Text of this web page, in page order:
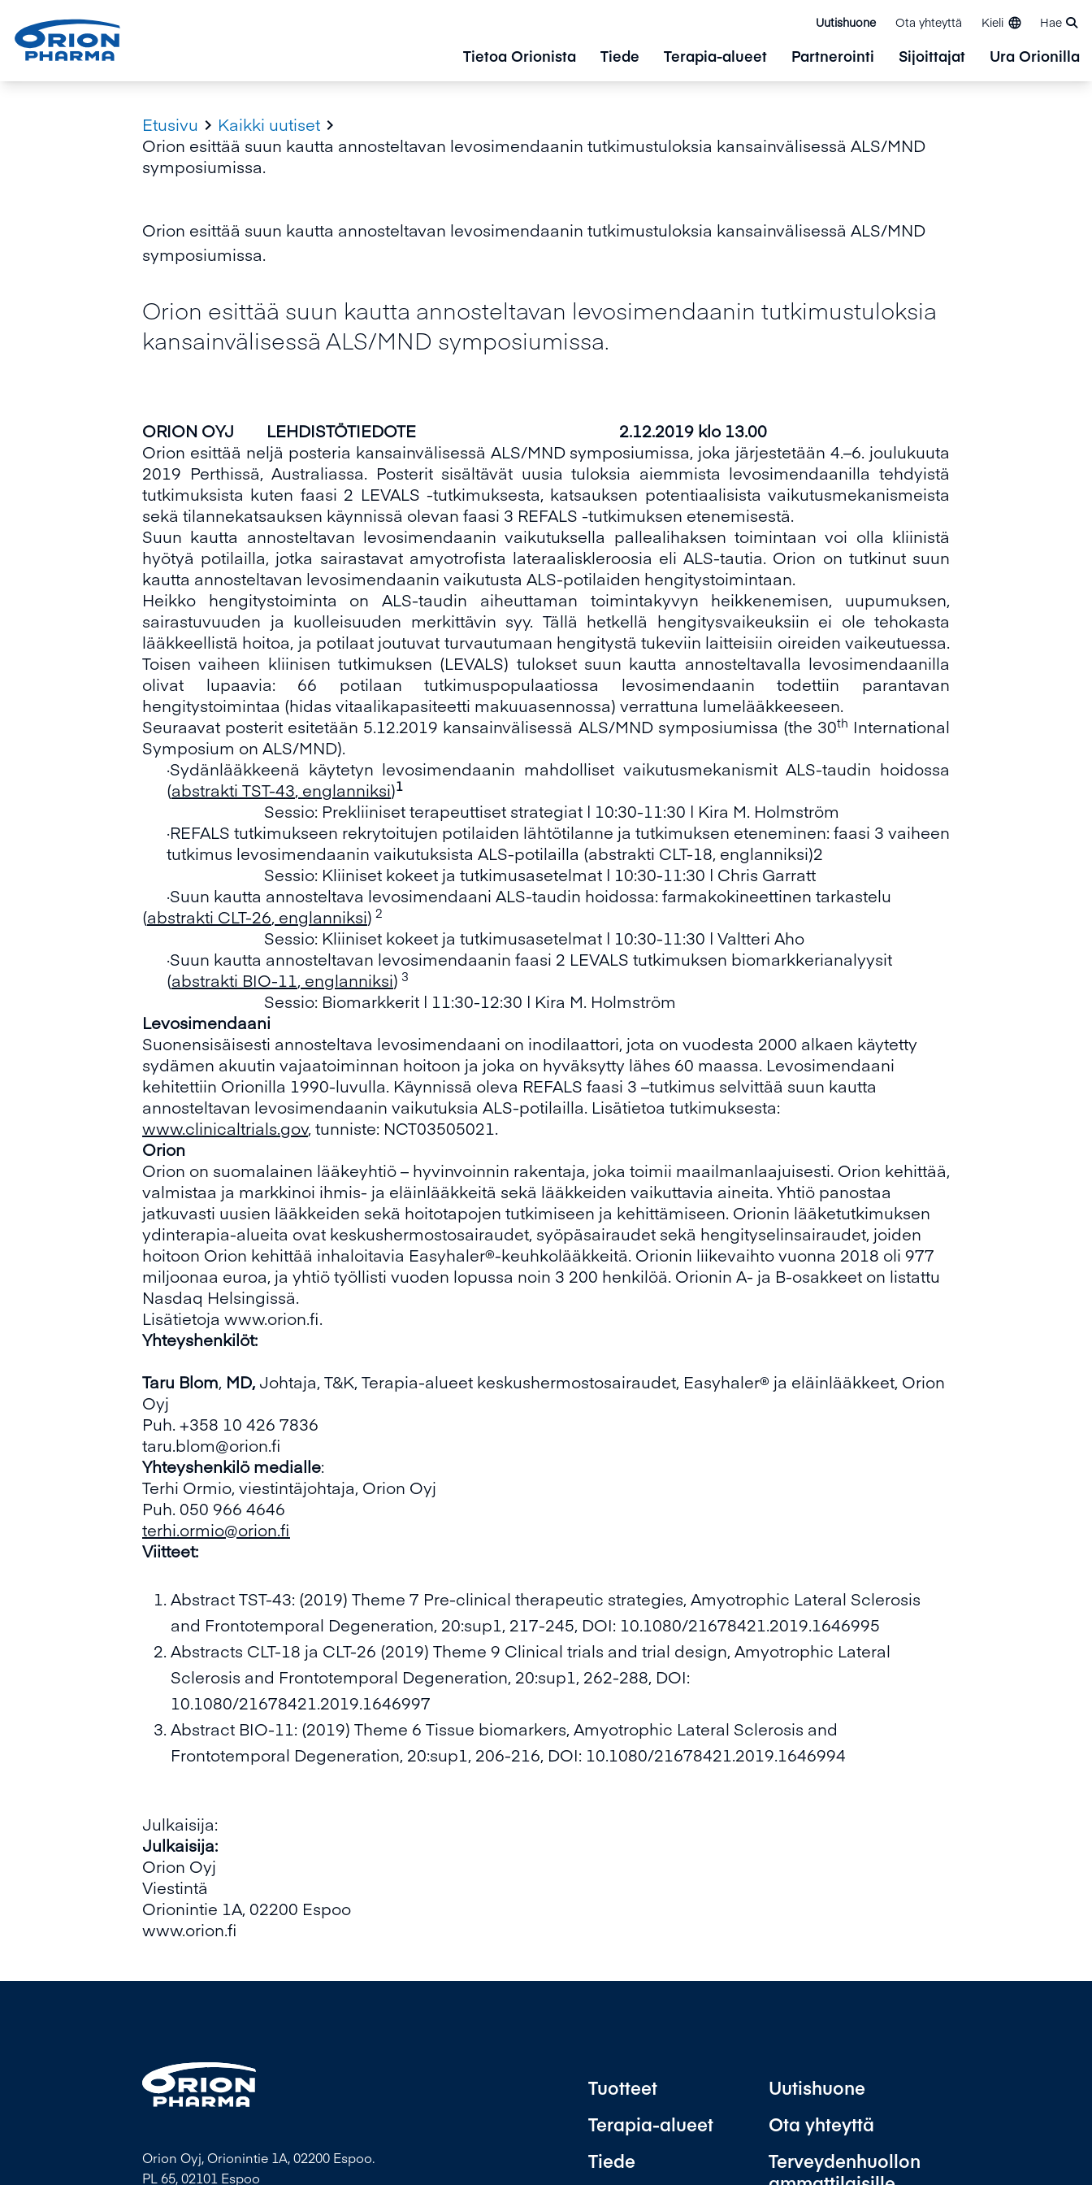
Uutishuone Ota yhteyttä Kieli Hae
Tietoa Orionista Tiede Terapia-alueet Partnerointi Sijoittajat Ura Orionilla
Etusivu  Kaikki uutiset 
Orion esittää suun kautta annosteltavan levosimendaanin tutkimustuloksia kansainvälisessä ALS/MND
symposiumissa.
Orion esittää suun kautta annosteltavan levosimendaanin tutkimustuloksia kansainvälisessä ALS/MND
symposiumissa.
Orion esittää suun kautta annosteltavan levosimendaanin tutkimustuloksia
kansainvälisessä ALS/MND symposiumissa.
ORION OYJ LEHDISTÖTIEDOTE 2.12.2019 klo 13.00
Orion esittää neljä posteria kansainvälisessä ALS/MND symposiumissa, joka järjestetään 4.–6. joulukuuta
2019 Perthissä, Australiassa. Posterit sisältävät uusia tuloksia aiemmista levosimendaanilla tehdyistä
tutkimuksista kuten faasi 2 LEVALS -tutkimuksesta, katsauksen potentiaalisista vaikutusmekanismeista
sekä tilannekatsauksen käynnissä olevan faasi 3 REFALS -tutkimuksen etenemisestä.
Suun kautta annosteltavan levosimendaanin vaikutuksella pallealihaksen toimintaan voi olla kliinistä
hyötyä potilailla, jotka sairastavat amyotrofista lateraaliskleroosia eli ALS-tautia. Orion on tutkinut suun
kautta annosteltavan levosimendaanin vaikutusta ALS-potilaiden hengitystoimintaan.
Heikko hengitystoiminta on ALS-taudin aiheuttaman toimintakyvyn heikkenemisen, uupumuksen,
sairastuvuuden ja kuolleisuuden merkittävin syy. Tällä hetkellä hengitysvaikeuksiin ei ole tehokasta
lääkkeellistä hoitoa, ja potilaat joutuvat turvautumaan hengitystä tukeviin laitteisiin oireiden vaikeutuessa.
Toisen vaiheen kliinisen tutkimuksen (LEVALS) tulokset suun kautta annosteltavalla levosimendaanilla
olivat lupaavia: 66 potilaan tutkimuspopulaatiossa levosimendaanin todettiin parantavan
hengitystoimintaa (hidas vitaalikapasiteetti makuuasennossa) verrattuna lumelääkkeeseen.
Seuraavat posterit esitetään 5.12.2019 kansainvälisessä ALS/MND symposiumissa (the 30th International
Symposium on ALS/MND).
·Sydänlääkkeenä käytetyn levosimendaanin mahdolliset vaikutusmekanismit ALS-taudin hoidossa
(abstrakti TST-43, englanniksi)1
Sessio: Prekliiniset terapeuttiset strategiat | 10:30-11:30 | Kira M. Holmström
·REFALS tutkimukseen rekrytoitujen potilaiden lähtötilanne ja tutkimuksen eteneminen: faasi 3 vaiheen
tutkimus levosimendaanin vaikutuksista ALS-potilailla (abstrakti CLT-18, englanniksi)2
Sessio: Kliiniset kokeet ja tutkimusasetelmat | 10:30-11:30 | Chris Garratt
·Suun kautta annosteltava levosimendaani ALS-taudin hoidossa: farmakokineettinen tarkastelu
(abstrakti CLT-26, englanniksi) 2
Sessio: Kliiniset kokeet ja tutkimusasetelmat | 10:30-11:30 | Valtteri Aho
·Suun kautta annosteltavan levosimendaanin faasi 2 LEVALS tutkimuksen biomarkkerianalyysit
(abstrakti BIO-11, englanniksi) 3
Sessio: Biomarkkerit | 11:30-12:30 | Kira M. Holmström
Levosimendaani
Suonensisäisesti annosteltava levosimendaani on inodilaattori, jota on vuodesta 2000 alkaen käytetty
sydämen akuutin vajaatoiminnan hoitoon ja joka on hyväksytty lähes 60 maassa. Levosimendaani
kehitettiin Orionilla 1990-luvulla. Käynnissä oleva REFALS faasi 3 –tutkimus selvittää suun kautta
annosteltavan levosimendaanin vaikutuksia ALS-potilailla. Lisätietoa tutkimuksesta:
www.clinicaltrials.gov, tunniste: NCT03505021.
Orion
Orion on suomalainen lääkeyhtiö – hyvinvoinnin rakentaja, joka toimii maailmanlaajuisesti. Orion kehittää,
valmistaa ja markkinoi ihmis- ja eläinlääkkeitä sekä lääkkeiden vaikuttavia aineita. Yhtiö panostaa
jatkuvasti uusien lääkkeiden sekä hoitotapojen tutkimiseen ja kehittämiseen. Orionin lääketutkimuksen
ydinterapia-alueita ovat keskushermostosairaudet, syöpäsairaudet sekä hengityselinsairaudet, joiden
hoitoon Orion kehittää inhaloitavia Easyhaler®-keuhkolääkkeitä. Orionin liikevaihto vuonna 2018 oli 977
miljoonaa euroa, ja yhtiö työllisti vuoden lopussa noin 3 200 henkilöä. Orionin A- ja B-osakkeet on listattu
Nasdaq Helsingissä.
Lisätietoja www.orion.fi.
Yhteyshenkilöt:
Taru Blom, MD, Johtaja, T&K, Terapia-alueet keskushermostosairaudet, Easyhaler® ja eläinlääkkeet, Orion
Oyj
Puh. +358 10 426 7836
taru.blom@orion.fi
Yhteyshenkilö medialle:
Terhi Ormio, viestintäjohtaja, Orion Oyj
Puh. 050 966 4646
terhi.ormio@orion.fi
Viitteet:
Abstract TST-43: (2019) Theme 7 Pre-clinical therapeutic strategies, Amyotrophic Lateral Sclerosis
and Frontotemporal Degeneration, 20:sup1, 217-245, DOI: 10.1080/21678421.2019.1646995
Abstracts CLT-18 ja CLT-26 (2019) Theme 9 Clinical trials and trial design, Amyotrophic Lateral
Sclerosis and Frontotemporal Degeneration, 20:sup1, 262-288, DOI:
10.1080/21678421.2019.1646997
Abstract BIO-11: (2019) Theme 6 Tissue biomarkers, Amyotrophic Lateral Sclerosis and
Frontotemporal Degeneration, 20:sup1, 206-216, DOI: 10.1080/21678421.2019.1646994
Julkaisija:
Julkaisija:
Orion Oyj
Viestintä
Orionintie 1A, 02200 Espoo
www.orion.fi
Orion Oyj, Orionintie 1A, 02200 Espoo.
PL 65, 02101 Espoo
Tuotteet
Terapia-alueet
Tiede
Uutishuone
Ota yhteyttä
Terveydenhuollon